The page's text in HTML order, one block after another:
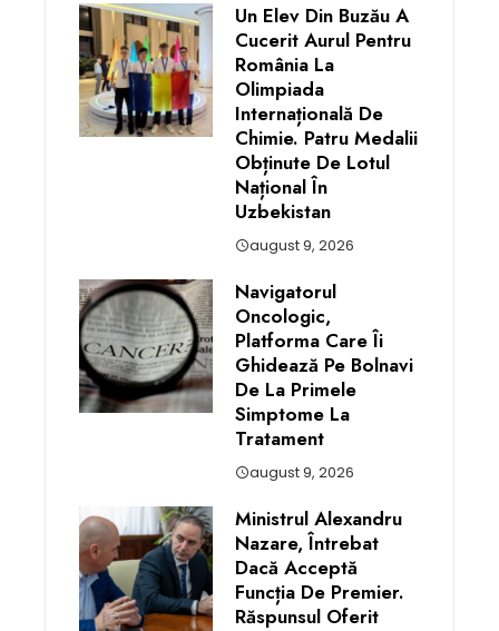
Un Elev Din Buzău A
Cucerit Aurul Pentru
România La
Olimpiada
Internațională De
Chimie. Patru Medalii
Obținute De Lotul
Național În
Uzbekistan
august 9, 2026
Navigatorul
Oncologic,
Platforma Care Îi
Ghidează Pe Bolnavi
De La Primele
Simptome La
Tratament
august 9, 2026
Ministrul Alexandru
Nazare, Întrebat
Dacă Acceptă
Funcția De Premier.
Răspunsul Oferit